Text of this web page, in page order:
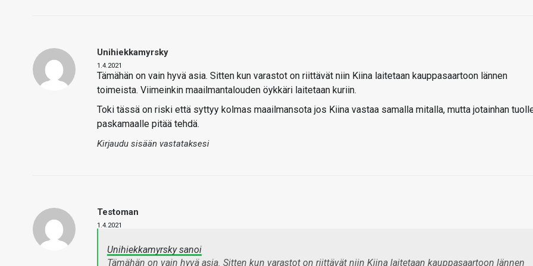
Unihiekkamyrsky
1.4.2021
Tämähän on vain hyvä asia. Sitten kun varastot on riittävät niin Kiina laitetaan kauppasaartoon lännen
toimeista. Viimeinkin maailmantalouden öykkäri laitetaan kuriin.
Toki tässä on riski että syttyy kolmas maailmansota jos Kiina vastaa samalla mitalla, mutta jotainhan
paskamaalle pitää tehdä.
Kirjaudu sisään vastataksesi
Testoman
1.4.2021
Unihiekkamyrsky sanoi
Tämähän on vain hyvä asia. Sitten kun varastot on riittävät niin Kiina laitetaan kauppasaartoon lännen